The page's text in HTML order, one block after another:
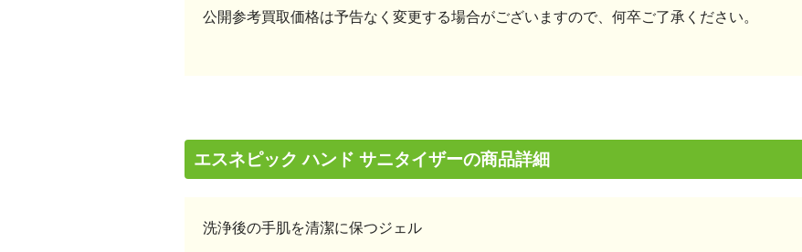
公開参考買取価格は予告なく変更する場合がございますので、何卒ご了承ください。
エスネピック ハンド サニタイザーの商品詳細
洗浄後の手肌を清潔に保つジェル